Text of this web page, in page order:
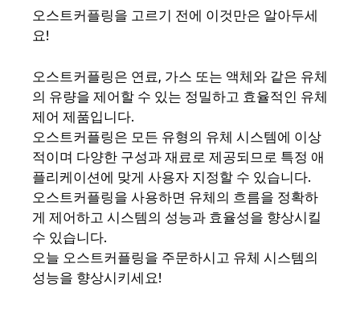
오스트커플링을 고르기 전에 이것만은 알아두세
요!
오스트커플링은 연료, 가스 또는 액체와 같은 유체
의 유량을 제어할 수 있는 정밀하고 효율적인 유체
제어 제품입니다.
오스트커플링은 모든 유형의 유체 시스템에 이상
적이며 다양한 구성과 재료로 제공되므로 특정 애
플리케이션에 맞게 사용자 지정할 수 있습니다.
오스트커플링을 사용하면 유체의 흐름을 정확하
게 제어하고 시스템의 성능과 효율성을 향상시킬
수 있습니다.
오늘 오스트커플링을 주문하시고 유체 시스템의
성능을 향상시키세요!